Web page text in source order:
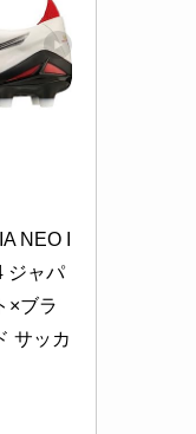
NEO I
ジャパ
×ブラ
サッカ